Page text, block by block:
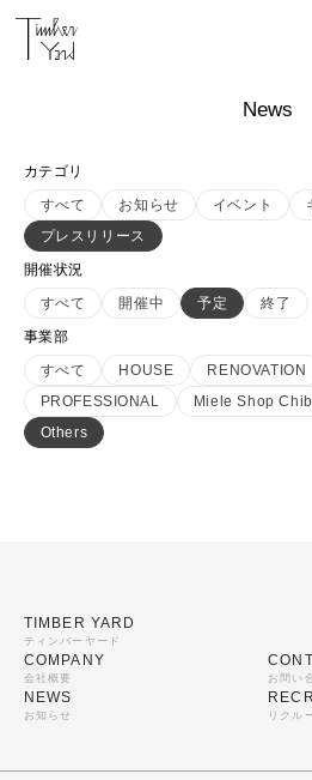
News
カテゴリ
すべて
お知らせ イベント
プレスリリース
開催状況
すべて
開催中 予定
終了
事業部
すべて
HOUSE RENOVATION
PROFESSIONAL
Miele Shop
Others
TIMBER YARD
ティンバーヤード
COMPANY
会社概要
NEWS
お知らせ
お問い
リクル